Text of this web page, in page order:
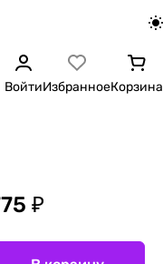
ВойтиИзбранноеКорзина
₽